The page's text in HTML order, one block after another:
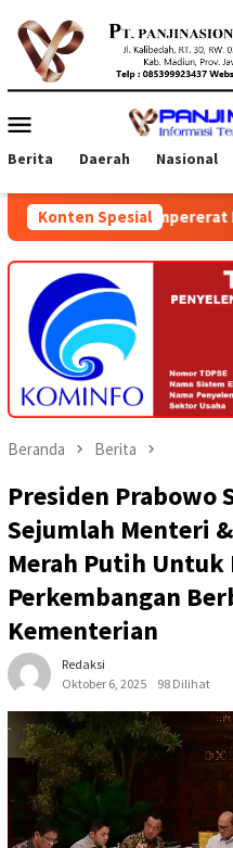
konten
Mobile
Berita Daerah Nasional
Konten Spesial
Kebersamaan
Beranda Berita
Presiden Prabowo
Sejumlah Menteri
Merah Putih Untuk
Perkembangan
Kementerian
Redaksi
Oktober 6, 2025
98 Dilihat